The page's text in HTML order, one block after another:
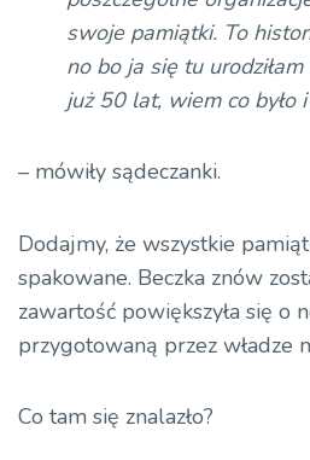
swoje pamiątki. To
no bo ja się tu
już 50 lat, wiem co było i
– mówiły sądeczanki.
Dodajmy, że wszystkie
spakowane. Beczka znów
zawartość powiększyła się o
przygotowaną przez władze
Co tam się znalazło?